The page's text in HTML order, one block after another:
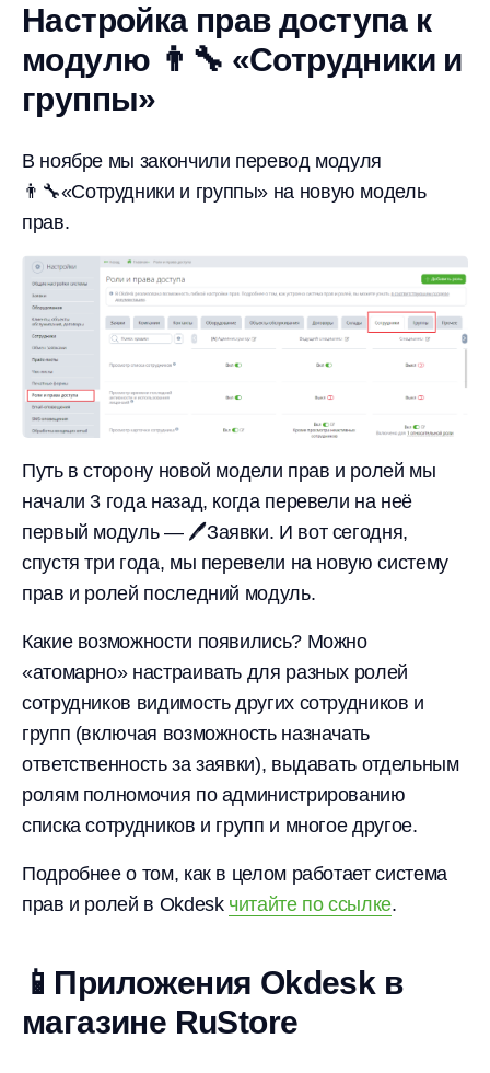
Настройка прав доступа к
модулю 👨‍🔧 «Сотрудники и
группы»
В ноябре мы закончили перевод модуля
👨‍🔧«Сотрудники и группы» на новую модель
прав.
Путь в сторону новой модели прав и ролей мы
начали 3 года назад, когда перевели на неё
первый модуль — 🖊Заявки. И вот сегодня,
спустя три года, мы перевели на новую систему
прав и ролей последний модуль.
Какие возможности появились? Можно
«атомарно» настраивать для разных ролей
сотрудников видимость других сотрудников и
групп (включая возможность назначать
ответственность за заявки), выдавать отдельным
ролям полномочия по администрированию
списка сотрудников и групп и многое другое.
Подробнее о том, как в целом работает система
прав и ролей в Okdesk читайте по ссылке.
📱Приложения Okdesk в
магазине RuStore